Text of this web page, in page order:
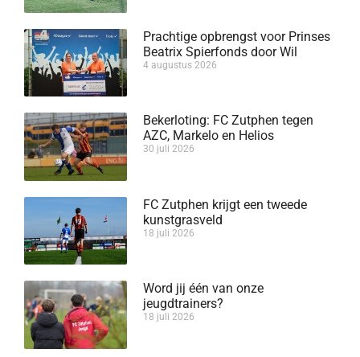
Prachtige opbrengst voor Prinses
Beatrix Spierfonds door Wil
4 augustus 2026
Bekerloting: FC Zutphen tegen
AZC, Markelo en Helios
30 juli 2026
FC Zutphen krijgt een tweede
kunstgrasveld
18 juli 2026
Word jij één van onze
jeugdtrainers?
18 juli 2026